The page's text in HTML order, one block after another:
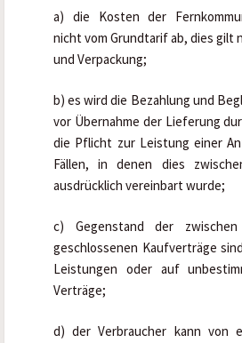
a) die Kosten der
nicht vom Grundtarif ab, dies gilt
und Verpackung;
b) es wird die Bezahlung und
vor Übernahme der Lieferung
die Pflicht zur Leistung einer
Fällen, in denen dies
ausdrücklich vereinbart wurde;
c) Gegenstand der
geschlossenen Kaufverträge
Leistungen oder auf
Verträge;
d) der Verbraucher kann von